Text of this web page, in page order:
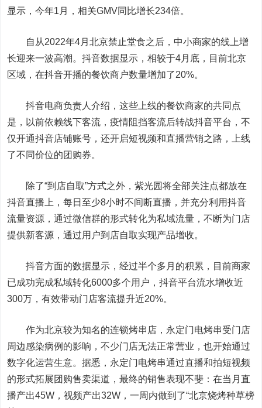
显示，今年1月，相关GMV同比增长234倍。
自从2022年4月北京禁止堂食之后，中小商家的线上增
长迎来一波高潮。抖音数据显示，相较于4月底，目前北京
区域，在抖音开播的餐饮商户数量增加了20%。
抖音电商负责人介绍，这些上线的餐饮商家的共同点
是，以前依赖线下客流，疫情阻挡客流后转战抖音平台，不
仅开通抖音店铺账号，还开启短视频和直播营销之路，上线
了不同价位的团购券。
除了“到店自取”方式之外，紫光园将全部关注点都放在
抖音直播上，每日至少8小时不间断直播，并充分利用抖音
流量资源，通过微信群的形式转化为私域流量，不断为门店
提供新客源，通过用户到店自取实现产品增收。
抖音方面的数据显示，经过半个多月的积累，目前商家
已成功完成私域转化6000多个用户，抖音平台流水增收近
300万，有效带动门店客流提升近20%。
作为北京较为知名的连锁烤串店，永定门电烤串受门店
周边感染病例的影响，不少门店无法正常营业，也开始通过
数字化运营生意。据悉，永定门电烤串通过直播和拍短视频
的形式拓展团购售卖渠道，最终的销售表现不斐：在当月直
播产出45W，视频产出32W，一周内做到了“北京烧烤种草榜